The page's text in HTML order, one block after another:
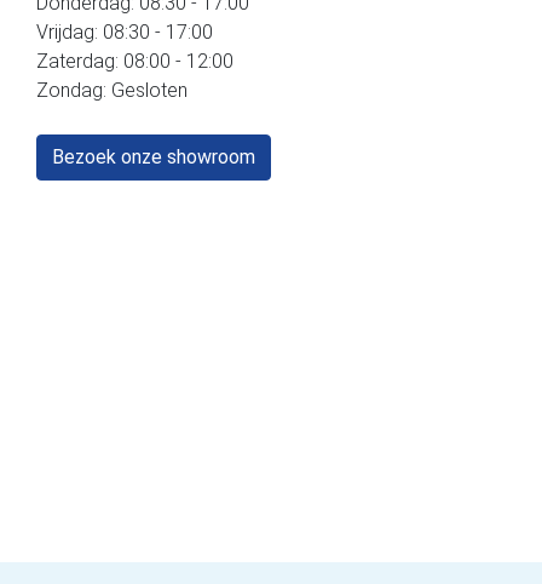
Vrijdag: 08:30 - 17:00
Zaterdag: 08:00 - 12:00
Zondag: Gesloten
Bezoek onze showroom